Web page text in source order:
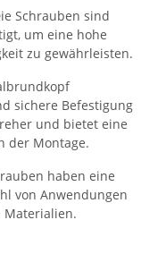
Schrauben sind
um eine hohe
zu gewährleisten.
sichere Befestigung
und bietet eine
der Montage.
haben eine
von Anwendungen
Materialien.